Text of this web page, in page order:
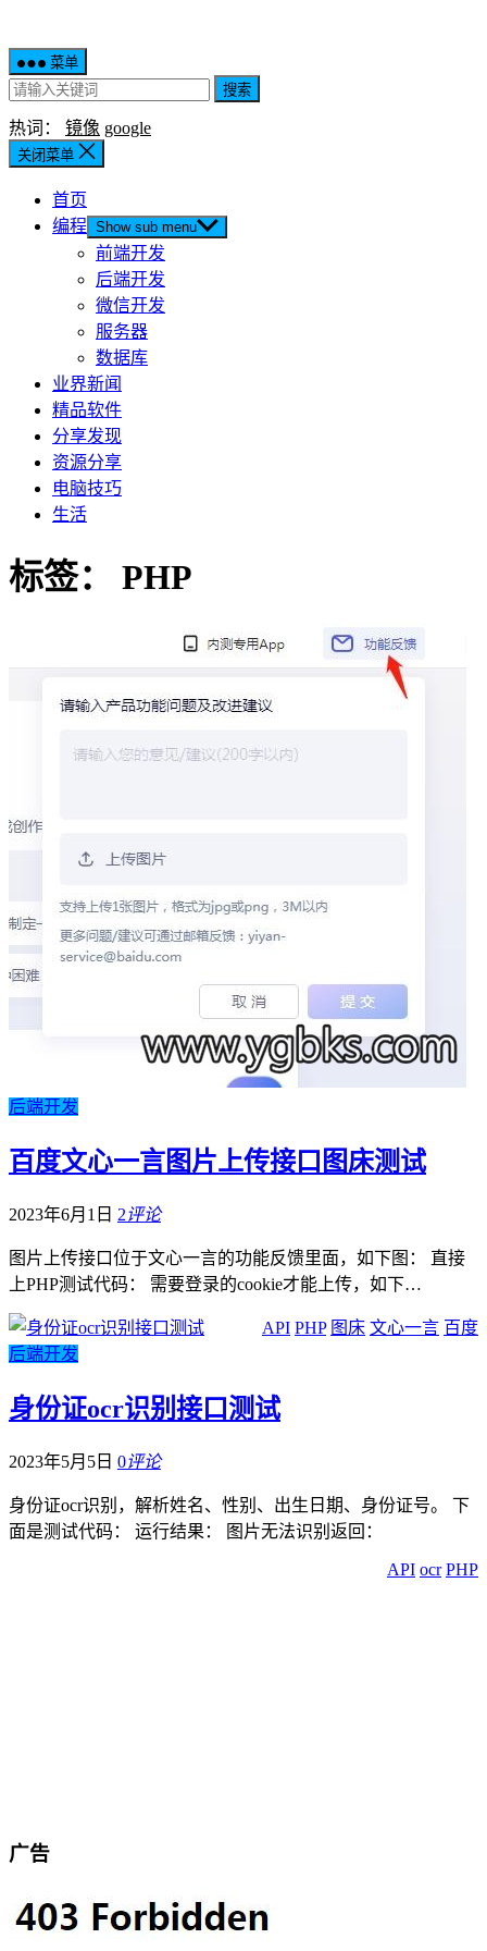
菜单
搜索
热词： 镜像 google
关闭菜单
首页
编程 Show sub menu
前端开发
后端开发
微信开发
服务器
数据库
业界新闻
精品软件
分享发现
资源分享
电脑技巧
生活
标签： PHP
后端开发
百度文心一言图片上传接口图床测试
2023年6月1日 2评论
图片上传接口位于文心一言的功能反馈里面，如下图： 直接
上PHP测试代码： 需要登录的cookie才能上传，如下…
API PHP 图床 文心一言 百度
后端开发
身份证ocr识别接口测试
2023年5月5日 0评论
身份证ocr识别，解析姓名、性别、出生日期、身份证号。 下
面是测试代码： 运行结果： 图片无法识别返回：
API ocr PHP
广告